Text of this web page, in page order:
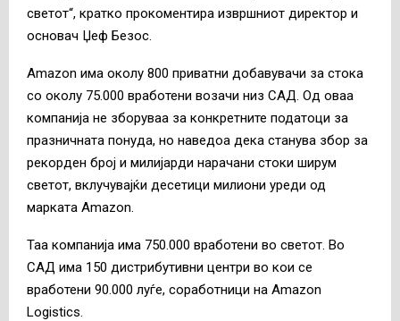
светот“, кратко прокоментира извршниот директор и
основач Џеф Безос.
Amazon има околу 800 приватни добавувачи за стока
со околу 75.000 вработени возачи низ САД. Од оваа
компанија не зборуваа за конкретните податоци за
празничната понуда, но наведоа дека станува збор за
рекорден број и милијарди нарачани стоки ширум
светот, вклучувајќи десетици милиони уреди од
марката Amazon.
Таа компанија има 750.000 вработени во светот. Во
САД има 150 дистрибутивни центри во кои се
вработени 90.000 луѓе, соработници на Amazon
Logistics.